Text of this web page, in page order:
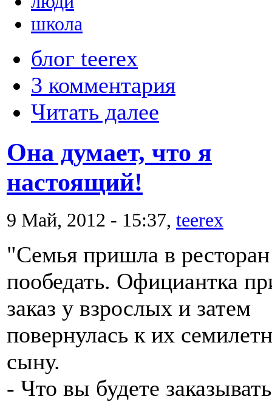
школа
блог teerex
3 комментария
Читать далее
Она думает, что я
настоящий!
9 Май, 2012 - 15:37, teerex
"Семья пришла в ресторан
пообедать. Официантка
заказ у взрослых и затем
повернулась к их
сыну.
- Что вы будете